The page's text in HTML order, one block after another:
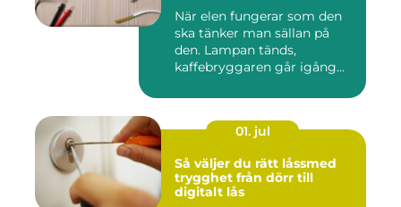
När elen fungerar som den
ska tänker man sällan på
den. Lampan tänds,
kaffebryggaren går igång
01. jul
Så väljer du rätt låssmed
trygghet från dörr till
digitalt lås